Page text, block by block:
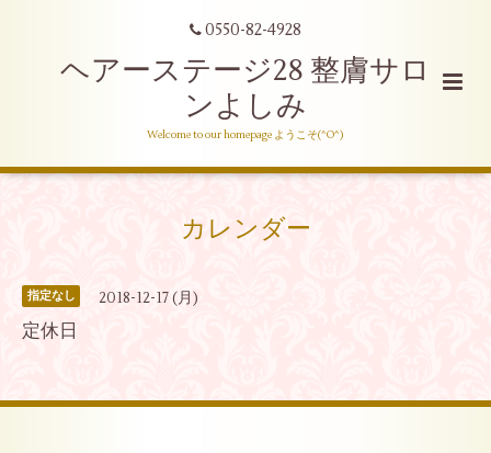
0550-82-4928
ヘアーステージ28 整膚サロ
ンよしみ
Welcome to our homepage ようこそ(^O^)
カレンダー
指定なし 2018-12-17 (月)
定休日